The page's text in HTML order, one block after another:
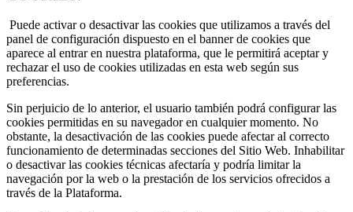
Puede activar o desactivar las cookies que utilizamos a través del
panel de configuración dispuesto en el banner de cookies que
aparece al entrar en nuestra plataforma, que le permitirá aceptar y
rechazar el uso de cookies utilizadas en esta web según sus
preferencias.
Sin perjuicio de lo anterior, el usuario también podrá configurar las
cookies permitidas en su navegador en cualquier momento. No
obstante, la desactivación de las cookies puede afectar al correcto
funcionamiento de determinadas secciones del Sitio Web. Inhabilitar
o desactivar las cookies técnicas afectaría y podría limitar la
navegación por la web o la prestación de los servicios ofrecidos a
través de la Plataforma.